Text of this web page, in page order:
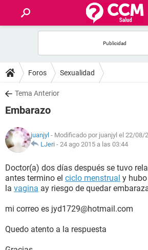
FOROS
SALUD
NUTRICIÓN
BIENESTAR
Foros Sexualidad
Tema Anterior
Embarazo
juanjyl - Modificado por juanjyl el 22/08/
LJeri - 24 ago 2015 a las 03:44
Doctor(a) dos días después se tuvo
antes termino el ciclo menstrual y hubo
la vagina ay riesgo de quedar
mi correo es jyd1729@hotmail.com
Quedo atento a la respuesta